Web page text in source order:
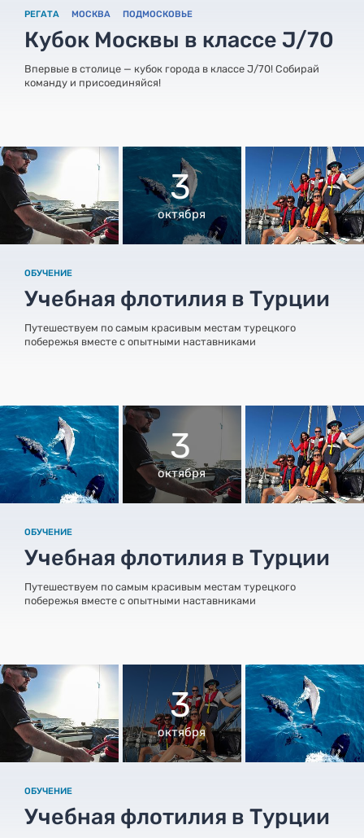
РЕГАТА МОСКВА ПОДМОСКОВЬЕ
Кубок Москвы в классе J/70
Впервые в столице — кубок города в классе J/70! Собирай
команду и присоединяйся!
3
октября
ОБУЧЕНИЕ
Учебная флотилия в Турции
Путешествуем по самым красивым местам турецкого
побережья вместе с опытными наставниками
3
октября
ОБУЧЕНИЕ
Учебная флотилия в Турции
Путешествуем по самым красивым местам турецкого
побережья вместе с опытными наставниками
3
октября
ОБУЧЕНИЕ
Учебная флотилия в Турции